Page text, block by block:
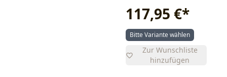
117,95 €*
Bitte Variante wählen
Zur Wunschliste
hinzufügen